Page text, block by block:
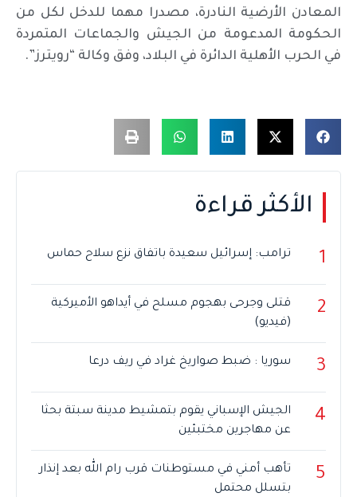
المعادن الأرضية النادرة، مصدرا مهما للدخل لكل من
الحكومة المدعومة من الجيش والجماعات المتمردة
في الحرب الأهلية الدائرة في البلاد، وفق وكالة “رويترز”.
الأكثر قراءة
1 ترامب: إسرائيل سعيدة باتفاق نزع سلاح حماس
2
قتلى وجرحى بهجوم مسلح في أيداهو الأميركية
(فيديو)
3 سوريا : ضبط صواريخ غراد في ريف درعا
4
الجيش الإسباني يقوم بتمشيط مدينة سبتة بحثا
عن مهاجرين مختبئين
5
تأهب أمني في مستوطنات قرب رام الله بعد إنذار
بتسلل محتمل